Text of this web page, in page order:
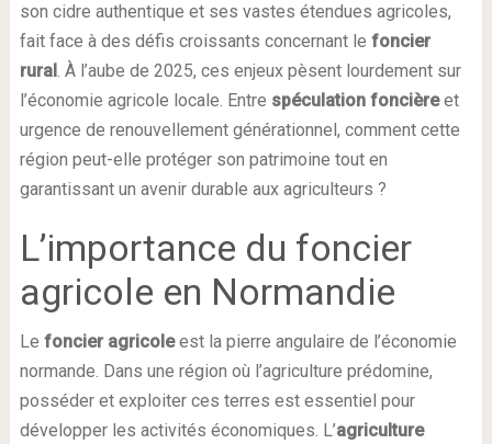
son cidre authentique et ses vastes étendues agricoles,
fait face à des défis croissants concernant le foncier
rural. À l’aube de 2025, ces enjeux pèsent lourdement sur
l’économie agricole locale. Entre spéculation foncièreet
urgence de renouvellement générationnel, comment cette
région peut-elle protéger son patrimoine tout en
garantissant un avenir durable aux agriculteurs ?
L’importance du foncier
agricole en Normandie
Le foncier agricoleest la pierre angulaire de l’économie
normande. Dans une région où l’agriculture prédomine,
posséder et exploiter ces terres est essentiel pour
développer les activités économiques. L’agriculture